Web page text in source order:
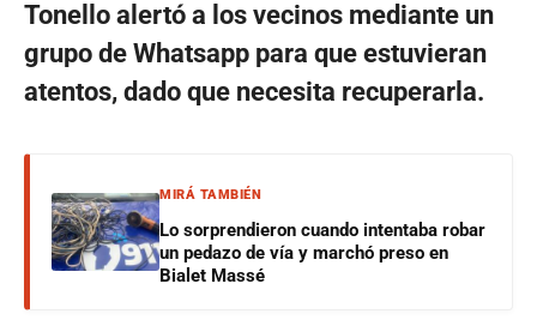
Tonello alertó a los vecinos mediante un
grupo de Whatsapp para que estuvieran
atentos, dado que necesita recuperarla.
MIRÁ TAMBIÉN
Lo sorprendieron cuando intentaba robar
un pedazo de vía y marchó preso en
Bialet Massé